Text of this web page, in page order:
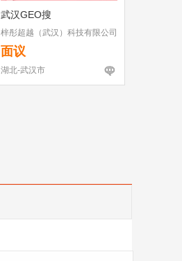
武汉GEO搜
梓彤超越（武汉）科技有限公司
面议
湖北-武汉市